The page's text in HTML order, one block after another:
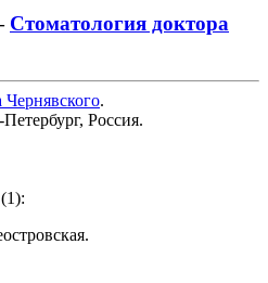
Стоматология доктора
Чернявского.
Россия.
1):
.